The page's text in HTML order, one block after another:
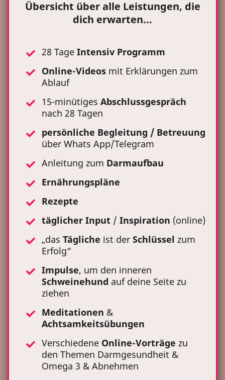
Übersicht über alle Leistungen, die
dich erwarten...
28 Tage Intensiv Programm
Online-Videos mit Erklärungen zum
Ablauf
15-minütiges Abschlussgespräch
nach 28 Tagen
persönliche Begleitung / Betreuung
über Whats App/Telegram
Anleitung zum Darmaufbau
Ernährungspläne
Rezepte
täglicher Input / Inspiration (online)
„das Tägliche ist der Schlüssel zum
Erfolg“
Impulse, um den inneren
Schweinehund auf deine Seite zu
ziehen
Meditationen &
Achtsamkeitsübungen
Verschiedene Online-Vorträge zu
den Themen Darmgesundheit &
Omega 3 & Abnehmen